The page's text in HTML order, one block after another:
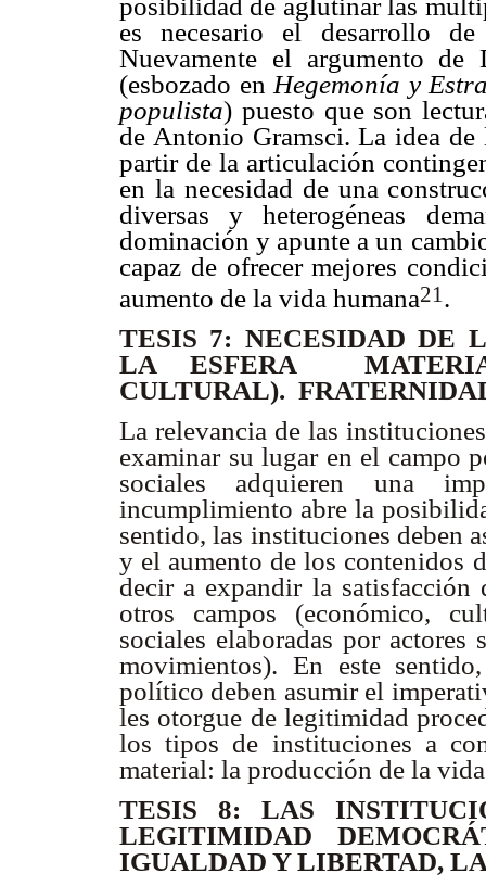
posibilidad de aglutinar las
es necesario el desarrollo de
Nuevamente el argumento
(esbozado en Hegemonía y
populista) puesto que son
de Antonio Gramsci. La idea de
partir de la articulación
en la necesidad de una
diversas y heterogéneas
dominación y apunte a un
capaz de ofrecer mejores
aumento de la vida humana21 .
TESIS 7: NECESIDAD DE
LA ESFERA
CULTURAL).
La relevancia de las
examinar su lugar en el campo
sociales adquieren una
incumplimiento abre la
sentido, las instituciones deben
y el aumento de los contenidos
decir a expandir la satisfacción
otros campos (económico,
sociales elaboradas por actores
movimientos). En este
político deben asumir el
les otorgue de legitimidad
los tipos de instituciones a
material: la producción de la
TESIS 8: LAS
LEGITIMIDAD
IGUALDAD Y LIBERTAD,